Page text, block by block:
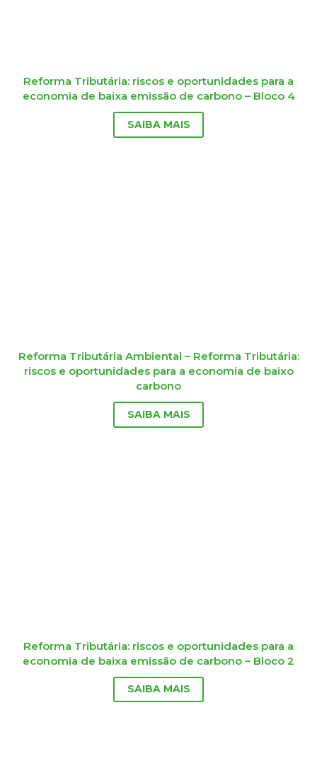
Reforma Tributária: riscos e oportunidades para a
economia de baixa emissão de carbono – Bloco 4
SAIBA MAIS
Reforma Tributária Ambiental – Reforma Tributária:
riscos e oportunidades para a economia de baixo
carbono
SAIBA MAIS
Reforma Tributária: riscos e oportunidades para a
economia de baixa emissão de carbono – Bloco 2
SAIBA MAIS